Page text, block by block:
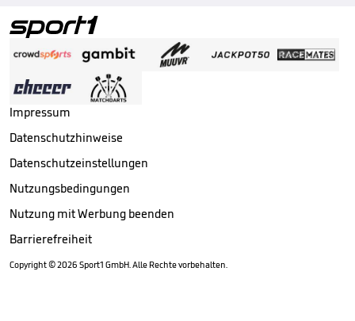
Impressum
Datenschutzhinweise
Datenschutzeinstellungen
Nutzungsbedingungen
Nutzung mit Werbung beenden
Barrierefreiheit
Copyright ©2026 Sport1 GmbH. Alle Rechte vorbehalten.